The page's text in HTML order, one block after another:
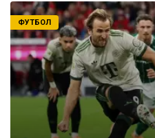
ФУТБОЛ